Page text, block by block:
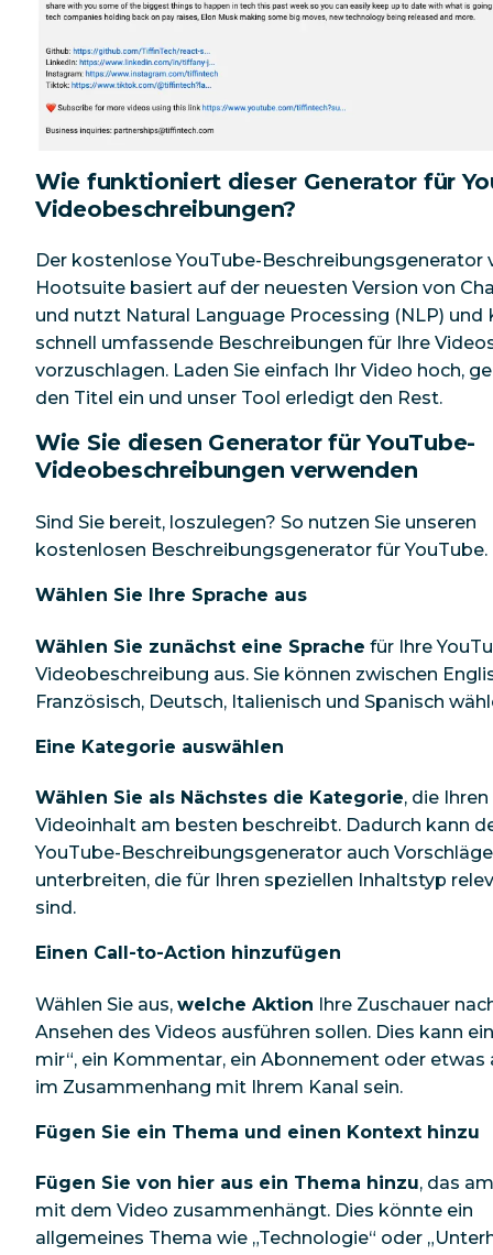
Wie funktioniert dieser Generator für
Videobeschreibungen?
Der kostenlose YouTube-Beschreibungsgenerator
Hootsuite basiert auf der neuesten Version von
und nutzt Natural Language Processing (NLP) und
schnell umfassende Beschreibungen für Ihre
vorzuschlagen. Laden Sie einfach Ihr Video hoch,
den Titel ein und unser Tool erledigt den Rest.
Wie Sie diesen Generator für YouTube-
Videobeschreibungen verwenden
Sind Sie bereit, loszulegen? So nutzen Sie unseren
kostenlosen Beschreibungsgenerator für YouTube.
Wählen Sie Ihre Sprache aus
Wählen Sie zunächst eine Sprache für Ihre
Videobeschreibung aus. Sie können zwischen
Französisch, Deutsch, Italienisch und Spanisch
Eine Kategorie auswählen
Wählen Sie als Nächstes die Kategorie, die Ihren
Videoinhalt am besten beschreibt. Dadurch kann
YouTube-Beschreibungsgenerator auch Vorschläge
unterbreiten, die für Ihren speziellen Inhaltstyp
sind.
Einen Call-to-Action hinzufügen
Wählen Sie aus, welche Aktion Ihre Zuschauer
Ansehen des Videos ausführen sollen. Dies kann
mir“, ein Kommentar, ein Abonnement oder etwas
im Zusammenhang mit Ihrem Kanal sein.
Fügen Sie ein Thema und einen Kontext hinzu
Fügen Sie von hier aus ein Thema hinzu, das
mit dem Video zusammenhängt. Dies könnte ein
allgemeines Thema wie „Technologie“ oder